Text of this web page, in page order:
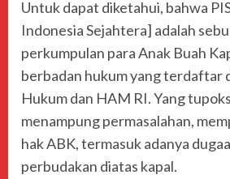
Untuk dapat diketahui, bahwa
Indonesia Sejahtera] adalah
perkumpulan para Anak Buah
berbadan hukum yang terdaftar
Hukum dan HAM RI. Yang
menampung permasalahan,
hak ABK, termasuk adanya
perbudakan diatas kapal.